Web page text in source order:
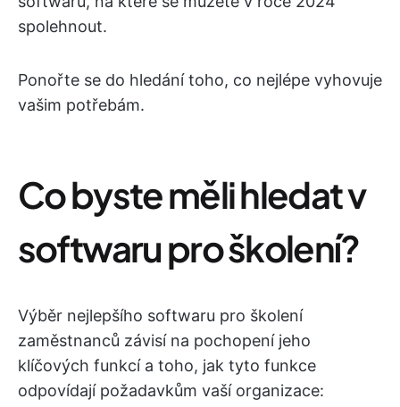
spolehnout.
Ponořte se do hledání toho, co nejlépe vyhovuje
vašim potřebám.
Co byste měli hledat v
softwaru pro školení?
Výběr nejlepšího softwaru pro školení
zaměstnanců závisí na pochopení jeho
klíčových funkcí a toho, jak tyto funkce
odpovídají požadavkům vaší organizace: